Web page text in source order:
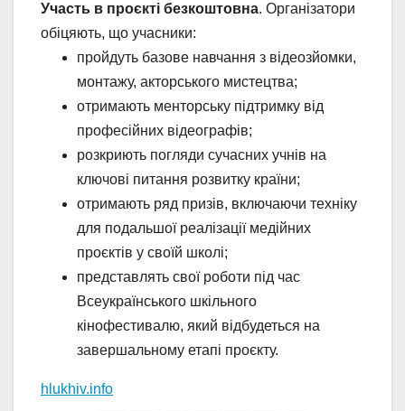
Участь в проєкті безкоштовна. Організатори
обіцяють, що учасники:
пройдуть базове навчання з відеозйомки,
монтажу, акторського мистецтва;
отримають менторську підтримку від
професійних відеографів;
розкриють погляди сучасних учнів на
ключові питання розвитку країни;
отримають ряд призів, включаючи техніку
для подальшої реалізації медійних
проєктів у своїй школі;
представлять свої роботи під час
Всеукраїнського шкільного
кінофестивалю, який відбудеться на
завершальному етапі проєкту.
hlukhiv.info